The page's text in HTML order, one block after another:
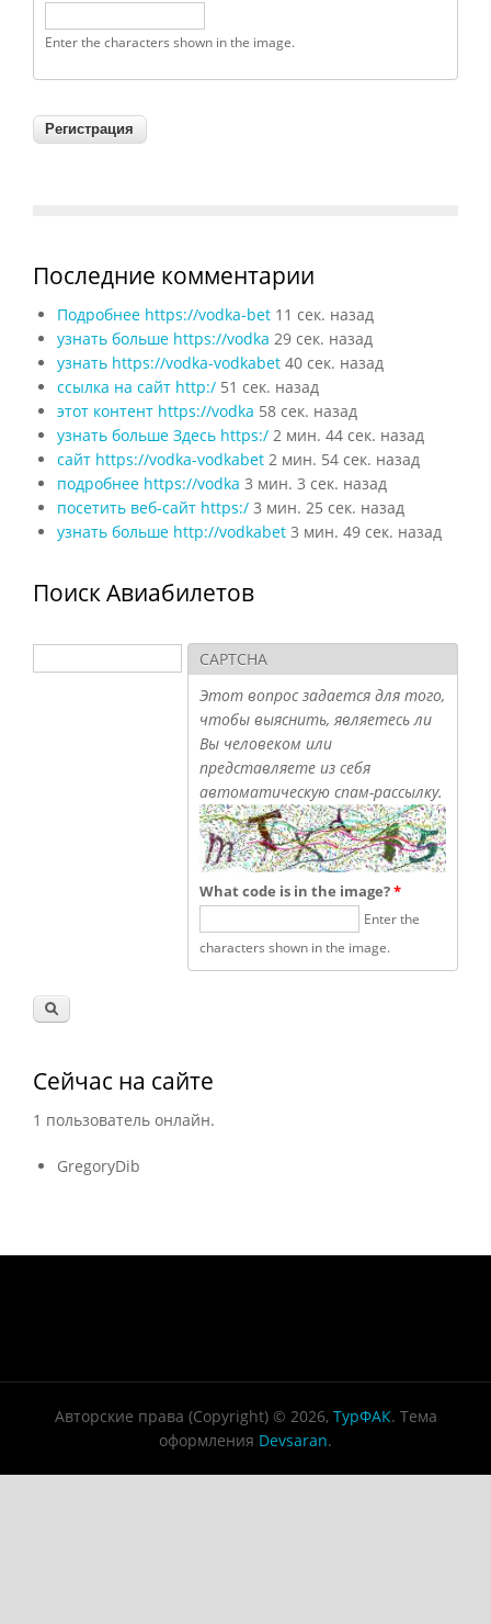
Enter the characters shown in the image.
Последние комментарии
Подробнее https://vodka-bet 11 сек. назад
узнать больше https://vodka 29 сек. назад
узнать https://vodka-vodkabet 40 сек. назад
ссылка на сайт http:/ 51 сек. назад
этот контент https://vodka 58 сек. назад
узнать больше Здесь https:/ 2 мин. 44 сек. назад
сайт https://vodka-vodkabet 2 мин. 54 сек. назад
подробнее https://vodka 3 мин. 3 сек. назад
посетить веб-сайт https:/ 3 мин. 25 сек. назад
узнать больше http://vodkabet 3 мин. 49 сек. назад
Поиск Авиабилетов
Форма поиска
Поиск
CAPTCHA
Этот вопрос задается для того,
чтобы выяснить, являетесь ли
Вы человеком или
представляете из себя
автоматическую спам-рассылку.
What code is in the image?*
Enter the
characters shown in the image.
Сейчас на сайте
1 пользователь онлайн.
GregoryDib
Авторские права (Copyright) © 2026, ТурФАК. Тема
оформления Devsaran.